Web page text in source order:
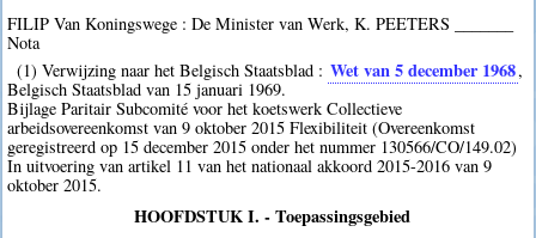
FILIP Van Koningswege : De Minister van Werk, K. PEETERS _______
Nota
(1) Verwijzing naar het Belgisch Staatsblad : Wet van 5 december 1968,
Belgisch Staatsblad van 15 januari 1969.
Bijlage Paritair Subcomité voor het koetswerk Collectieve
arbeidsovereenkomst van 9 oktober 2015 Flexibiliteit (Overeenkomst
geregistreerd op 15 december 2015 onder het nummer 130566/CO/149.02)
In uitvoering van artikel 11 van het nationaal akkoord 2015-2016 van 9
oktober 2015.
HOOFDSTUK I. - Toepassingsgebied